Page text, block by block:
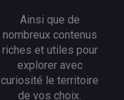
Ainsi que de
nombreux contenus
riches et utiles pour
explorer avec
curiosité le territoire
de vos choix.